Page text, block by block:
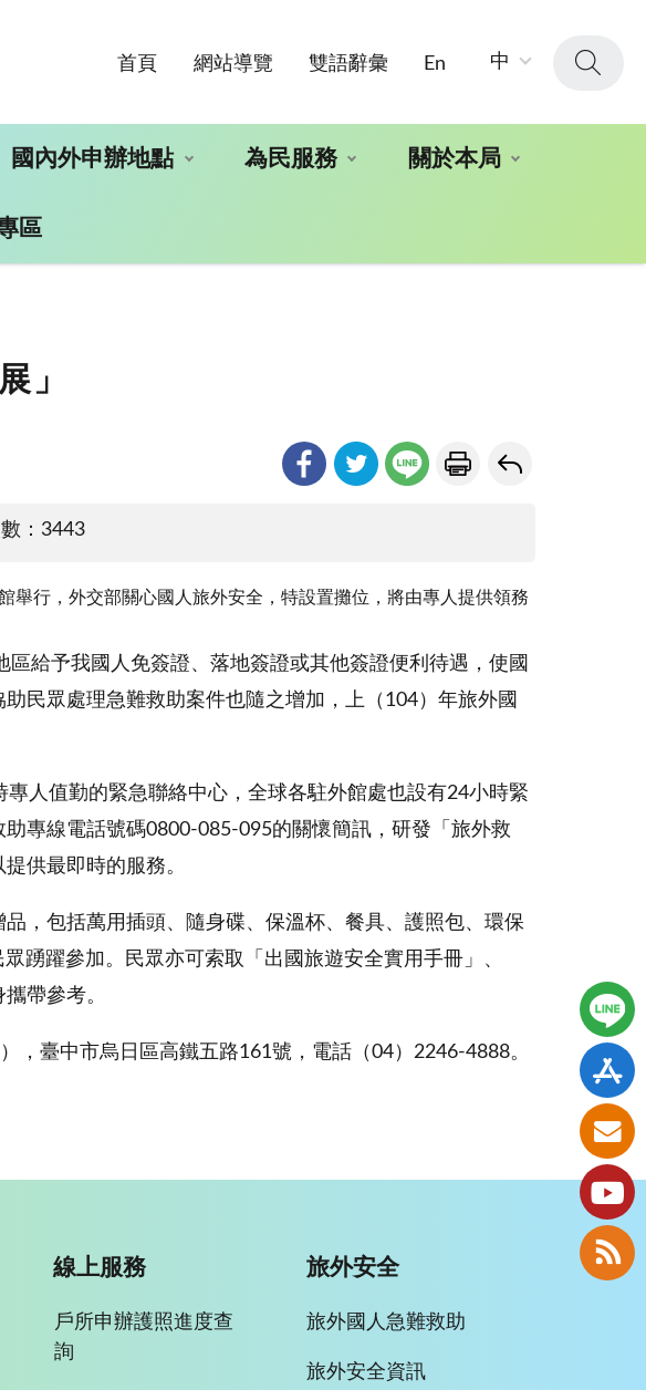
首頁 網站導覽 雙語辭彙 En 中
國內外申辦地點 為民服務 關於本局
區
」
：3443
舉行，外交部關心國人旅外安全，特設置攤位，將由專人提供領務
給予我國人免簽證、落地簽證或其他簽證便利待遇，使國
民眾處理急難救助案件也隨之增加，上（104）年旅外國
人值勤的緊急聯絡中心，全球各駐外館處也設有24小時緊
專線電話號碼0800-085-095的關懷簡訊，研發「旅外救
供最即時的服務。
包括萬用插頭、隨身碟、保溫杯、餐具、護照包、環保
踴躍參加。民眾亦可索取「出國旅遊安全實用手冊」、
帶參考。
臺中市烏日區高鐵五路161號，電話（04）2246-4888。
線上服務
戶所申辦護照進度查
詢
旅外安全
旅外國人急難救助
旅外安全資訊